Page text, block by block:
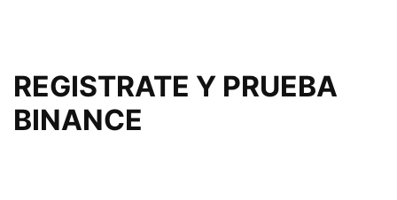
REGISTRATE Y PRUEBA
BINANCE